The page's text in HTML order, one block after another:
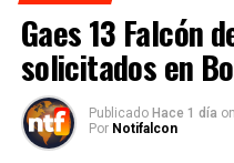
Gaes 13 Falcón
solicitados en
Publicado Hace 1 día on
Por Notifalcon